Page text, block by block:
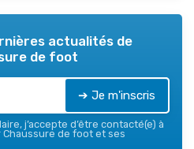
actualités de
de foot
➔ Je m'inscris
j’accepte d’être contacté(e) à
de foot et ses